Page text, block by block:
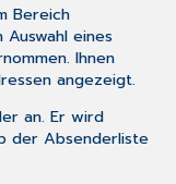
Bereich
eines
Ihnen
angezeigt.
an. Er wird
der Absenderliste